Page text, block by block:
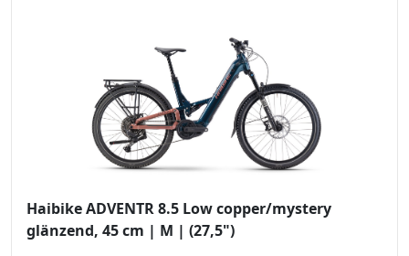
Haibike ADVENTR 8.5 Low copper/mystery
glänzend, 45 cm | M | (27,5")